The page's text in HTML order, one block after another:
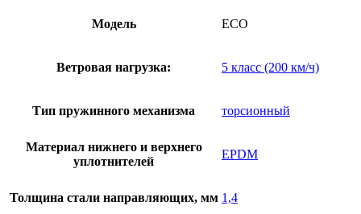
Модель ECO
Ветровая нагрузка: 5 класс (200 км/ч)
Тип пружинного механизма торсионный
Материал нижнего и верхнего
уплотнителей
EPDM
Толщина стали направляющих, мм 1,4